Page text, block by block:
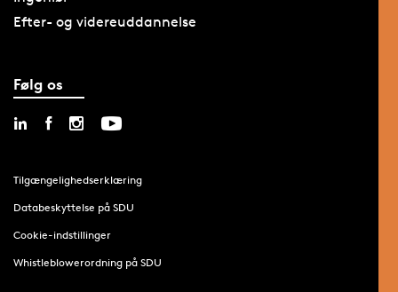
Efter- og videreuddannelse
Følg os
Tilgængelighedserklæring
Databeskyttelse på SDU
Cookie-indstillinger
Whistleblowerordning på SDU